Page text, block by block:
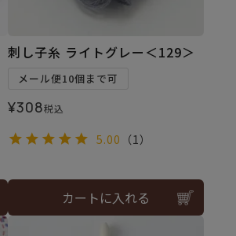
刺し子糸 ライトグレー＜129＞
メール便10個まで可
¥308税込
5.00 （1）
カートに入れる